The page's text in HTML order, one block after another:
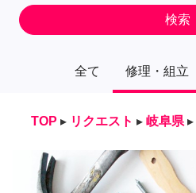
全て 修理・組立
検索
TOP ▸ リクエスト ▸ 岐阜県 ▸